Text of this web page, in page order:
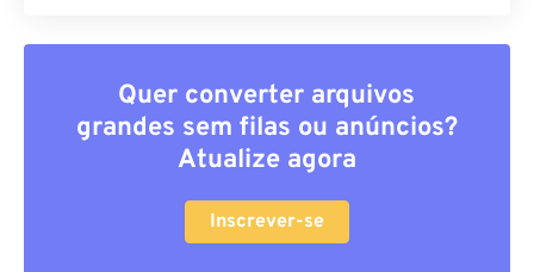
Quer converter arquivos
grandes sem filas ou anúncios?
Atualize agora
Inscrever-se